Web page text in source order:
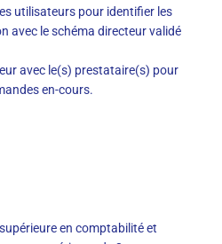
utilisateurs pour identifier les
avec le schéma directeur validé
avec le(s) prestataire(s) pour
en-cours.
en comptabilité et